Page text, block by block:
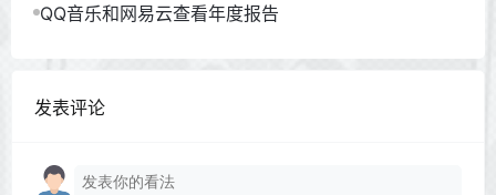
QQ音乐和网易云查看年度报告
发表评论